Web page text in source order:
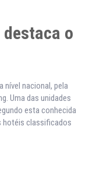
o
nível nacional, pela
Uma das unidades
esta conhecida
hotéis classificados